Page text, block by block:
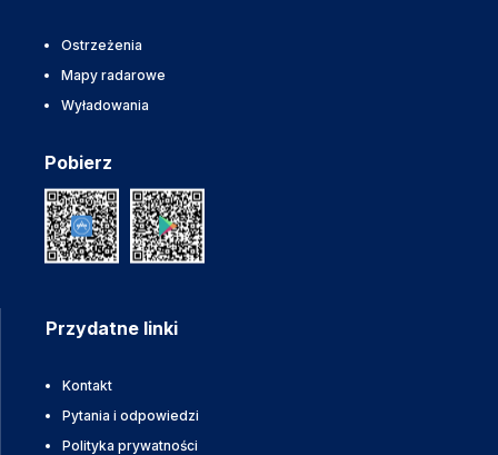
Ostrzeżenia
Mapy radarowe
Wyładowania
Pobierz
Przydatne linki
Kontakt
Pytania i odpowiedzi
Polityka prywatności